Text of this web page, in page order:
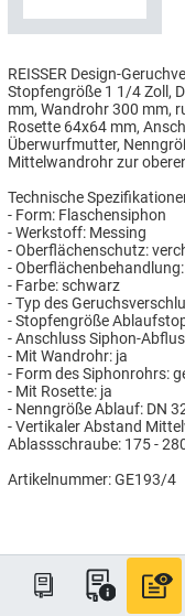
REISSER Design-
Stopfengröße 1 1/4 Zoll,
mm, Wandrohr 300 mm,
Rosette 64x64 mm,
Überwurfmutter,
Mittelwandrohr zur
Technische
- Form: Flaschensiphon
- Werkstoff: Messing
- Oberflächenschutz:
-
- Farbe: schwarz
- Typ des
- Stopfengröße
- Anschluss Siphon-
- Mit Wandrohr: ja
- Form des Siphonrohrs:
- Mit Rosette: ja
- Nenngröße Ablauf: DN
- Vertikaler Abstand
Ablassschraube: 175 -
Artikelnummer: GE193/4